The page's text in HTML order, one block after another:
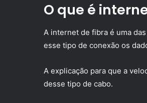
O que é
A internet de fibra é uma
esse tipo de conexão os
A explicação para que a
desse tipo de cabo.